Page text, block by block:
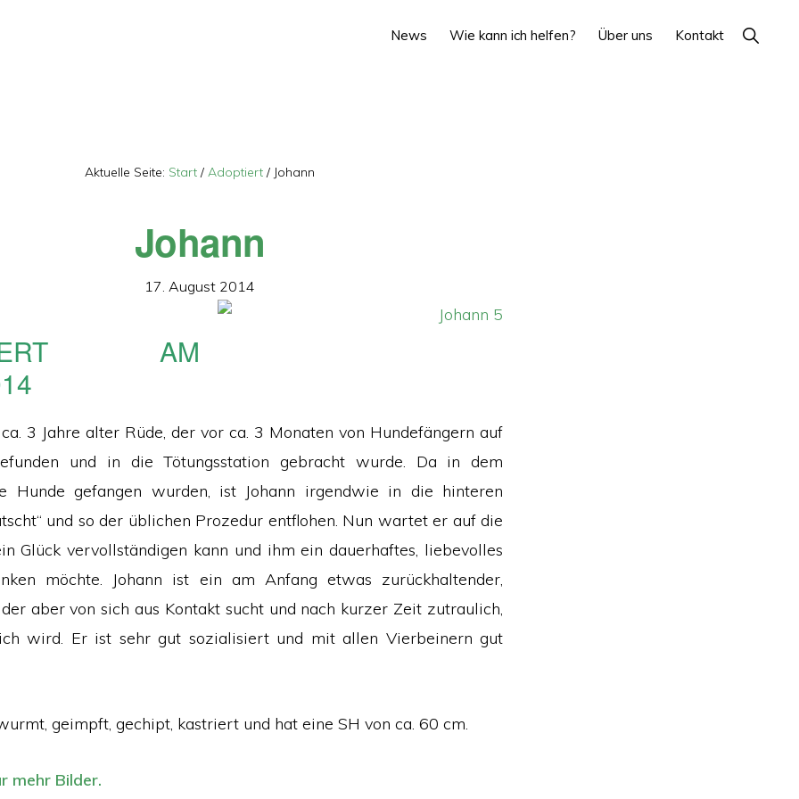
News Wie kann ich helfen? Über uns Kontakt Show
Search
Aktuelle Seite: Start / Adoptiert / Johann
Johann
17. August 2014
AM
3 Jahre alter Rüde, der vor ca. 3 Monaten von Hundefängern auf
und in die Tötungsstation gebracht wurde. Da in dem
Hunde gefangen wurden, ist Johann irgendwie in die hinteren
und so der üblichen Prozedur entflohen. Nun wartet er auf die
Glück vervollständigen kann und ihm ein dauerhaftes, liebevolles
möchte. Johann ist ein am Anfang etwas zurückhaltender,
aber von sich aus Kontakt sucht und nach kurzer Zeit zutraulich,
wird. Er ist sehr gut sozialisiert und mit allen Vierbeinern gut
geimpft, gechipt, kastriert und hat eine SH von ca. 60 cm.
mehr Bilder.